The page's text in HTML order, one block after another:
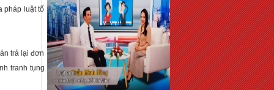
pháp luật tố
trả lại đơn
tranh tụng